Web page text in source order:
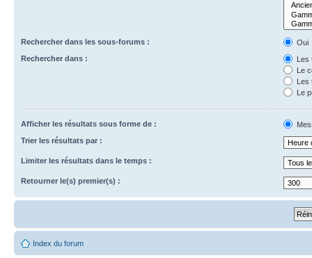
Rechercher dans les sous-forums :
Oui
Rechercher dans :
Les
Le
Les
Le
Afficher les résultats sous forme de :
Trier les résultats par :
Limiter les résultats dans le temps :
Retourner le(s) premier(s) :
Index du forum